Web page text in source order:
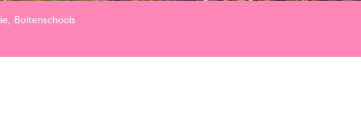
Buitenschools